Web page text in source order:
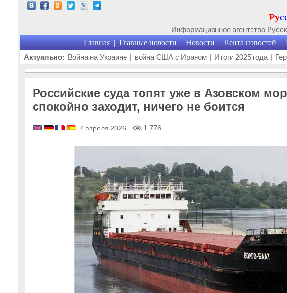
Ру
Информационное агентство
Главная | Главные новости | Новости | Лента новостей |
Актуально: Война на Украине | война США с Ираном | Итоги 2025 года |
Российские суда топят уже в Азовском
спокойно заходит, ничего не боится
7 апреля 2026 1 776